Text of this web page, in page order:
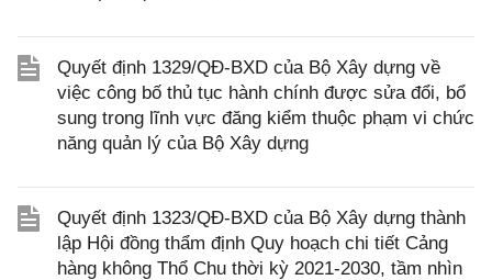
Quyết định 1329/QĐ-BXD của Bộ Xây dựng về
việc công bố thủ tục hành chính được sửa đổi, bổ
sung trong lĩnh vực đăng kiểm thuộc phạm vi chức
năng quản lý của Bộ Xây dựng
Quyết định 1323/QĐ-BXD của Bộ Xây dựng thành
lập Hội đồng thẩm định Quy hoạch chi tiết Cảng
hàng không Thổ Chu thời kỳ 2021-2030, tầm nhìn